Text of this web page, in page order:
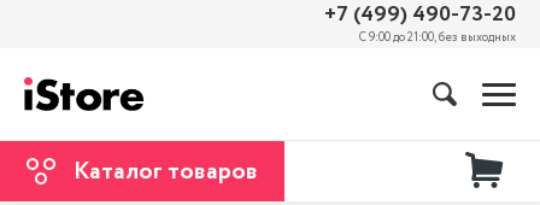
+7 (499) 490-73-20
С 9:00 до 21:00, без выходных
Каталог товаров